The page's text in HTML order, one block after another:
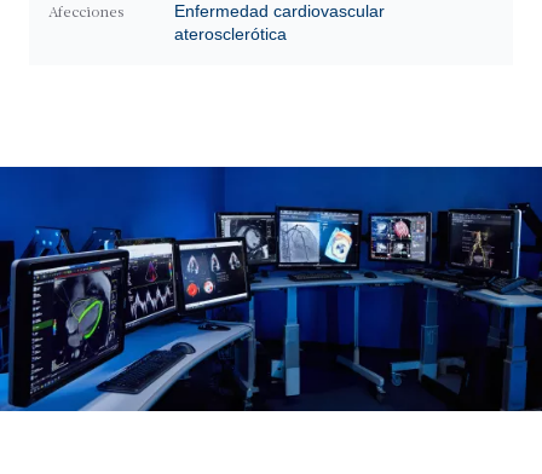
Afecciones
Enfermedad cardiovascular
aterosclerótica